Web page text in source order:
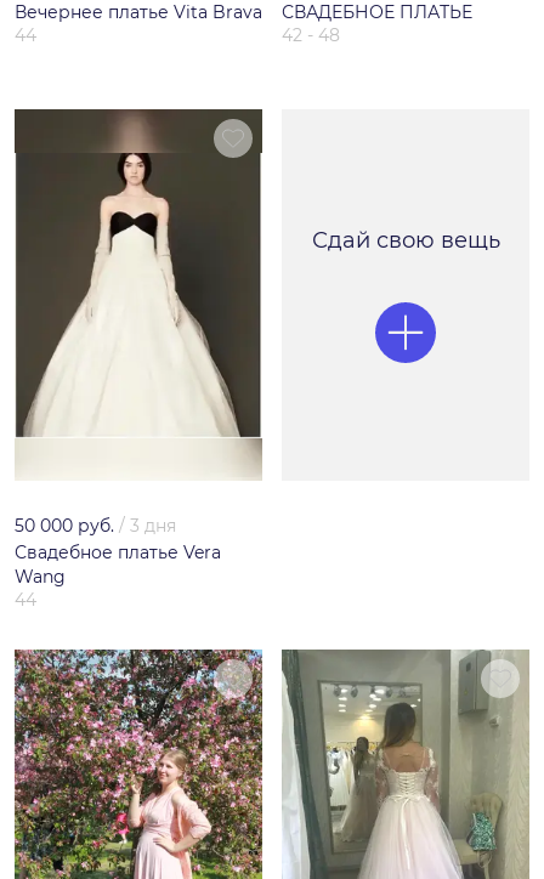
Вечернее платье Vita Brava
44
СВАДЕБНОЕ ПЛАТЬЕ
42 - 48
50 000 руб. / 3 дня
Свадебное платье Vera
Wang
44
Сдай свою вещь